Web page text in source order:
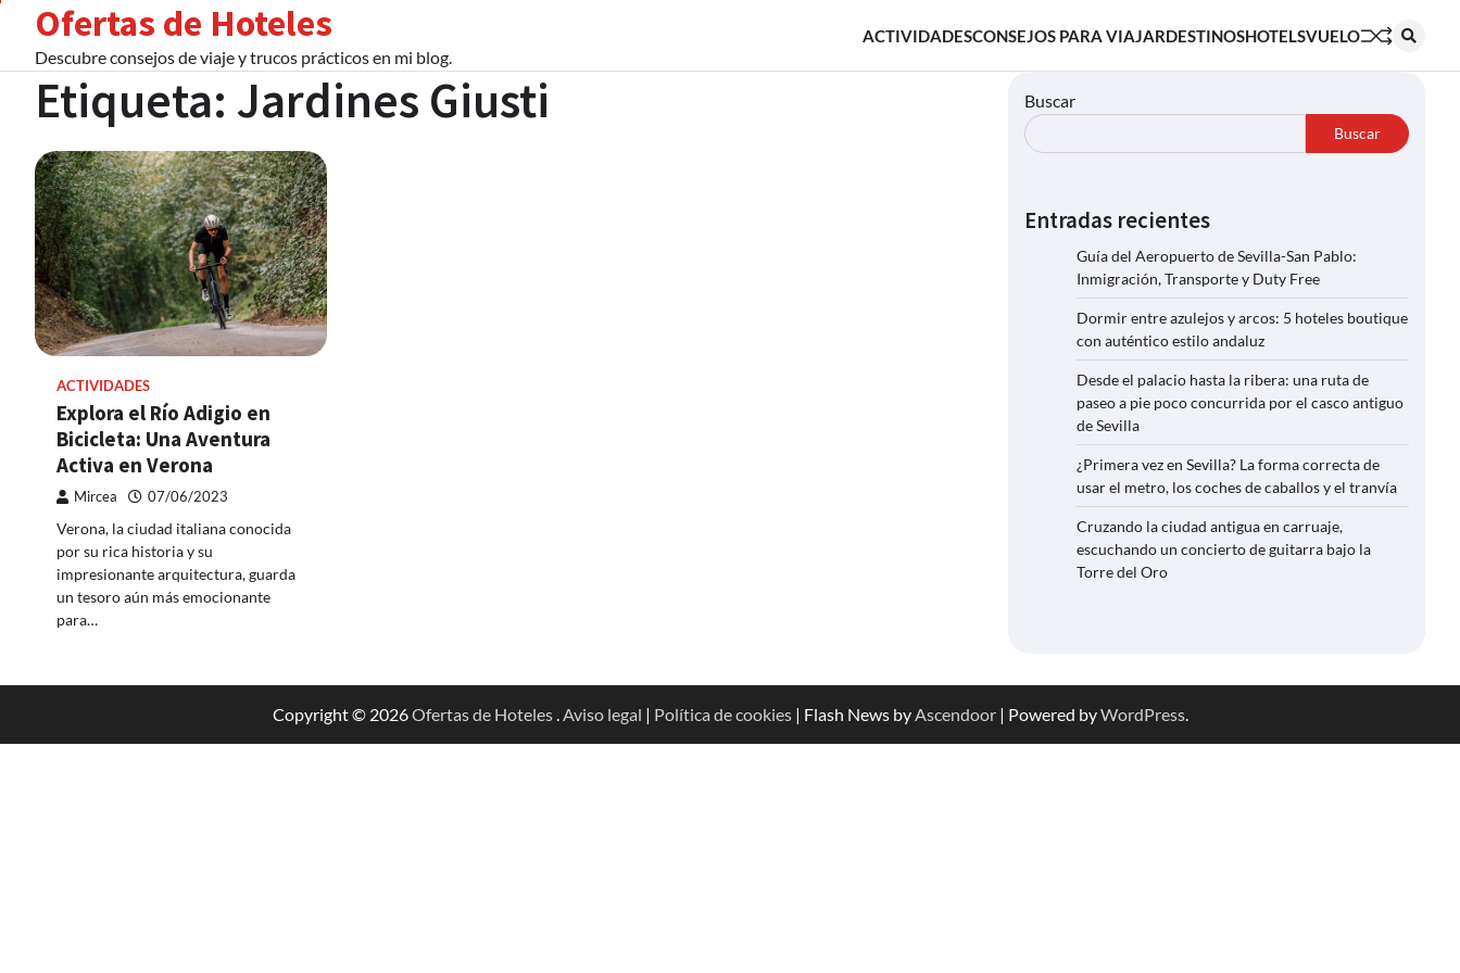
content
Ofertas de Hoteles
Descubre consejos de viaje y trucos prácticos en mi blog.
ACTIVIDADESCONSEJOS PARA VIAJARDESTINOSHOTELSVUELO
Etiqueta: Jardines Giusti
ACTIVIDADES
Explora el Río Adigio en
Bicicleta: Una Aventura
Activa en Verona
Mircea 07/06/2023
Verona, la ciudad italiana conocida
por su rica historia y su
impresionante arquitectura, guarda
un tesoro aún más emocionante
para…
Buscar
Buscar
Entradas recientes
Guía del Aeropuerto de Sevilla-San Pablo:
Inmigración, Transporte y Duty Free
Dormir entre azulejos y arcos: 5 hoteles boutique
con auténtico estilo andaluz
Desde el palacio hasta la ribera: una ruta de
paseo a pie poco concurrida por el casco antiguo
de Sevilla
¿Primera vez en Sevilla? La forma correcta de
usar el metro, los coches de caballos y el tranvía
Cruzando la ciudad antigua en carruaje,
escuchando un concierto de guitarra bajo la
Torre del Oro
Copyright © 2026Ofertas de Hoteles.Aviso legal | Política de cookies| Flash News byAscendoor| Powered byWordPress.